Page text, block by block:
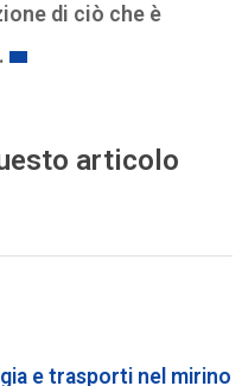
di ciò che è
articolo
e trasporti nel mirino